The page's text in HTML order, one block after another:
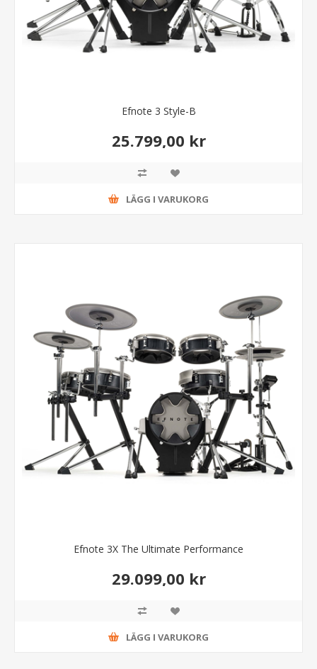
Efnote 3 Style-B
25.799,00 kr
LÄGG I VARUKORG
Efnote 3X The Ultimate Performance
29.099,00 kr
LÄGG I VARUKORG